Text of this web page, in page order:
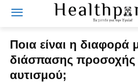
Ποια είναι η διαφορά
διάσπασης προσοχής
αυτισμού;